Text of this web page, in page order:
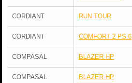
CORDIANT RUN TOUR
CORDIANT COMFORT 2 PS-6
COMPASAL BLAZER HP
COMPASAL BLAZER HP